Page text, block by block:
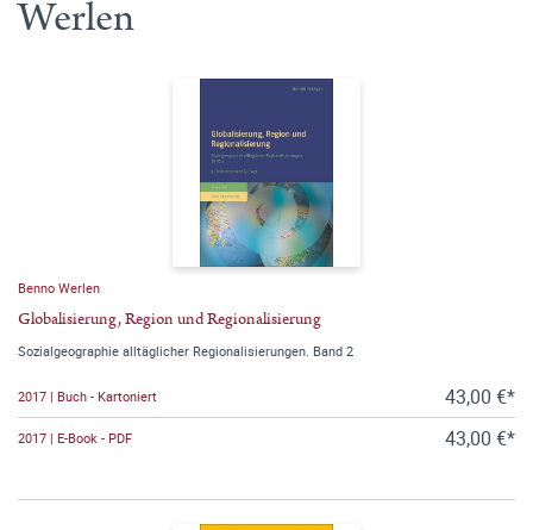
Werlen
Benno Werlen
Globalisierung, Region und Regionalisierung
Sozialgeographie alltäglicher Regionalisierungen. Band 2
2017 | Buch - Kartoniert 43,00 €*
2017 | E-Book - PDF 43,00 €*